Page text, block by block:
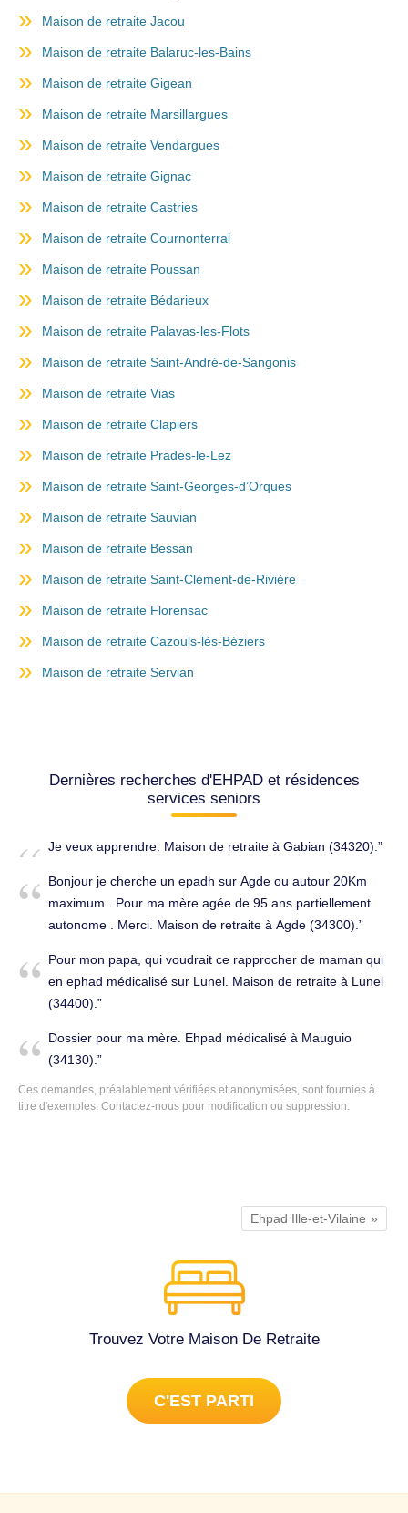
Maison de retraite Jacou
Maison de retraite Balaruc-les-Bains
Maison de retraite Gigean
Maison de retraite Marsillargues
Maison de retraite Vendargues
Maison de retraite Gignac
Maison de retraite Castries
Maison de retraite Cournonterral
Maison de retraite Poussan
Maison de retraite Bédarieux
Maison de retraite Palavas-les-Flots
Maison de retraite Saint-André-de-Sangonis
Maison de retraite Vias
Maison de retraite Clapiers
Maison de retraite Prades-le-Lez
Maison de retraite Saint-Georges-d’Orques
Maison de retraite Sauvian
Maison de retraite Bessan
Maison de retraite Saint-Clément-de-Rivière
Maison de retraite Florensac
Maison de retraite Cazouls-lès-Béziers
Maison de retraite Servian
Dernières recherches d'EHPAD et résidences
services seniors
Je veux apprendre. Maison de retraite à Gabian (34320).
Bonjour je cherche un epadh sur Agde ou autour 20Km
maximum . Pour ma mère agée de 95 ans partiellement
autonome . Merci. Maison de retraite à Agde (34300).
Pour mon papa, qui voudrait ce rapprocher de maman qui
en ephad médicalisé sur Lunel. Maison de retraite à Lunel
(34400).
Dossier pour ma mère. Ehpad médicalisé à Mauguio
(34130).
Ces demandes, préalablement vérifiées et anonymisées, sont fournies à
titre d'exemples. Contactez-nous pour modification ou suppression.
Ehpad Ille-et-Vilaine
Trouvez Votre Maison De Retraite
C'EST PARTI